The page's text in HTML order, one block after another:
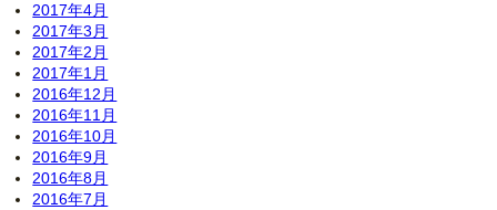
2017年4月
2017年3月
2017年2月
2017年1月
2016年12月
2016年11月
2016年10月
2016年9月
2016年8月
2016年7月